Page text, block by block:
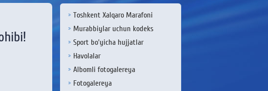
Toshkent Xalqaro Marafoni
Murabbiylar uchun kodeks
Sport bo'yicha hujjatlar
Havolalar
Albomli fotogalereya
Fotogalereya